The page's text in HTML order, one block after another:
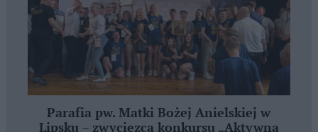
Parafia pw. Matki Bożej Anielskiej w
Lipsku – zwycięzcą konkursu „Aktywna